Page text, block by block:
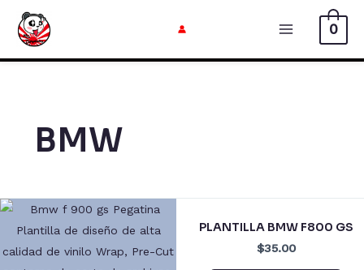
Menú
0
BMW
PLANTILLA BMW F800 GS
$35.00